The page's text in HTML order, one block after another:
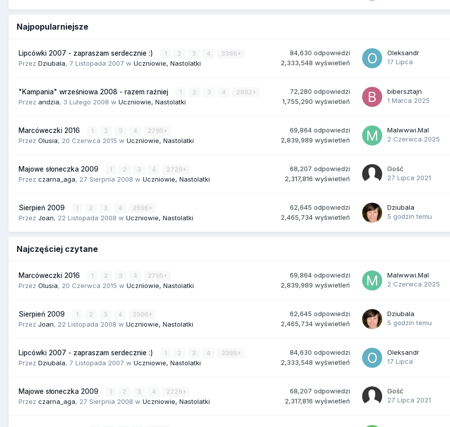
Najpopularniejsze
Lipcówki 2007 - zapraszam serdecznie :) 1 2 3 4 3386
Przez Dziubala, 7 Listopada 2007 w Uczniowie, Nastolatki
84,630 odpowiedzi
2,333,548 wyświetleń
Oleksandr
17 Lipca
"Kampania" wrześniowa 2008 - razem raźniej 1 2 3 4 2892
Przez andzia, 3 Lutego 2008 w Uczniowie, Nastolatki
72,280 odpowiedzi
1,755,290 wyświetleń
bibersztajn
1 Marca 2025
Marcóweczki 2016 1 2 3 4 2795
Przez Olusia, 20 Czerwca 2015 w Uczniowie, Nastolatki
69,864 odpowiedzi
2,839,989 wyświetleń
Malwwwi.Mal
2 Czerwca 2025
Majowe słoneczka 2009 1 2 3 4 2729
Przez czarna_aga, 27 Sierpnia 2008 w Uczniowie, Nastolatki
68,207 odpowiedzi
2,317,816 wyświetleń
Gość
27 Lipca 2021
Sierpień 2009 1 2 3 4 2506
Przez Joan, 22 Listopada 2008 w Uczniowie, Nastolatki
62,645 odpowiedzi
2,465,734 wyświetleń
Dziubala
5 godzin temu
Najczęściej czytane
Marcóweczki 2016 1 2 3 4 2795
Przez Olusia, 20 Czerwca 2015 w Uczniowie, Nastolatki
69,864 odpowiedzi
2,839,989 wyświetleń
Malwwwi.Mal
2 Czerwca 2025
Sierpień 2009 1 2 3 4 2506
Przez Joan, 22 Listopada 2008 w Uczniowie, Nastolatki
62,645 odpowiedzi
2,465,734 wyświetleń
Dziubala
5 godzin temu
Lipcówki 2007 - zapraszam serdecznie :) 1 2 3 4 3386
Przez Dziubala, 7 Listopada 2007 w Uczniowie, Nastolatki
84,630 odpowiedzi
2,333,548 wyświetleń
Oleksandr
17 Lipca
Majowe słoneczka 2009 1 2 3 4 2729
Przez czarna_aga, 27 Sierpnia 2008 w Uczniowie, Nastolatki
68,207 odpowiedzi
2,317,816 wyświetleń
Gość
27 Lipca 2021